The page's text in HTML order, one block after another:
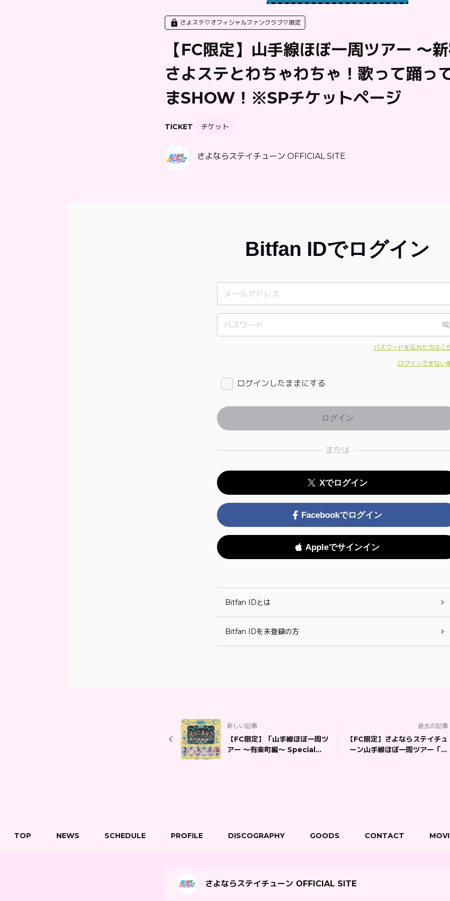
さよステ♡オフィシャルファンクラブ♡限定
【FC限定】山手線ほぼ一周ツアー 〜
さよステとわちゃわちゃ！歌って踊っ
まSHOW！※SPチケットページ
TICKET チケット
さよならステイチューン OFFICIAL SITE
Bitfan IDでログイン
パスワードを忘れた方はこ
ログインできない
ログインしたままにする
または
Xでログイン
Facebookでログイン
Appleでサインイン
Bitfan IDとは
Bitfan IDを未登録の方
新しい記事
【FC限定】「山手線ほぼ一周ツ
アー 〜有楽町編〜 Special
過去の記事
【FC限定】さよならステイチュ
ーン山手線ほぼ一周ツアー「萌
TOP NEWS SCHEDULE PROFILE DISCOGRAPHY GOODS CONTACT
さよならステイチューン OFFICIAL SITE